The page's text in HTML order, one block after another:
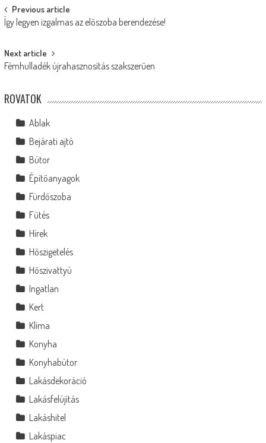
Post
navigation
Previous article
Így legyen izgalmas az előszoba berendezése!
Next article
Fémhulladék újrahasznosítás szakszerűen
ROVATOK
Ablak
Bejárati ajtó
Bútor
Építőanyagok
Fürdőszoba
Fűtés
Hírek
Hőszigetelés
Hőszivattyú
Ingatlan
Kert
Klíma
Konyha
Konyhabútor
Lakásdekoráció
Lakásfelújítás
Lakáshitel
Lakáspiac